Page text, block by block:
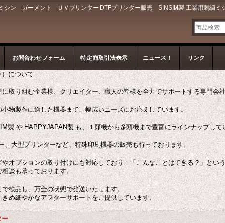
シン ガーメント ＵＶプリンター DTFプリンター販売 SINSIM製 工業用刺繍ミ
お問合わせフォーム 特定商取引法表示 ニュース！ リンク
）について
取り組む企業様、クリエイター、職人の皆様を全力でサポートする専門会
物製作に適した機器まで、幅広いニーズにお応えしています。
製 や HAPPYJAPAN製 も、１頭機から多頭機まで豊富にラインナップして
、大型プリンターなど、特殊印刷機器の販売も行っております。
オプションの取り付けにも対応しており、「こんなことはできる？」とい
談も承っております。
検品し、万全の状態で発送いたします。
め細やかなアフターサポートをご提供しています。
ー